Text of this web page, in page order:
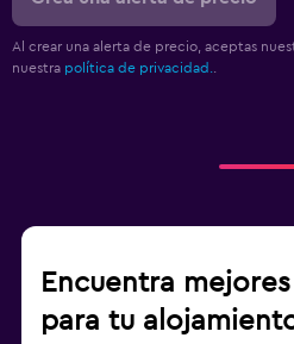
Al crear una alerta de precio, aceptas
nuestra política de privacidad..
Encuentra
para tu